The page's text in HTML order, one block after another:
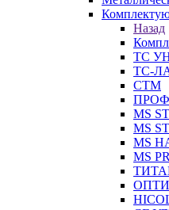
Назад
ТС
ТС-
СТМ
MS
MS
MS
MS